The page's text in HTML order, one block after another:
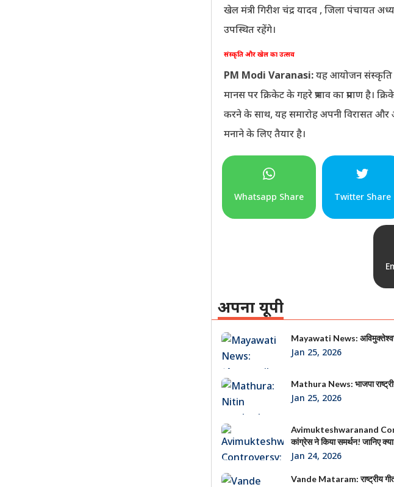
खेल मंत्री गिरीश चंद्र यादव , जिला पंचायत
उपस्थित रहेंगे।
संस्कृति और खेल का उत्सव
PM Modi Varanasi:यह आयोजन संस्कृति
मानस पर क्रिकेट के गहरे प्रभाव का प्रमाण है।
करने के साथ, यह समारोह अपनी विरासत और
मनाने के लिए तैयार है।
Whatsapp Share Twitter Share
अपना यूपी
Mayawati News:
Jan 25, 2026
Mathura News: भाजपा
Jan 25, 2026
Avimukteshwaranand
कांग्रेस ने किया समर्थन! जानिए क्या
Jan 24, 2026
Vande Mataram: राष्ट्रीय